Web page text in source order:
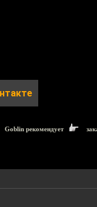
Goblin рекомендует